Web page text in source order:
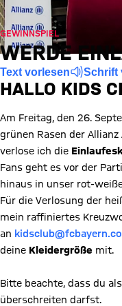
GEWINNSPIEL
WERDE
Text vorlesen Schrift
HALLO KIDS
Am Freitag, den 26.
grünen Rasen der
verlose ich die
Fans geht es vor der
hinaus in unser rot-
Für die Verlosung der
mein raffiniertes
an
deine Kleidergröße mit.
Bitte beachte, dass du
überschreiten darfst.